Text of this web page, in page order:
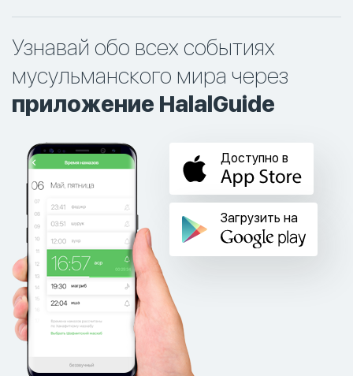
Узнавай обо всех событиях
мусульманского мира через
приложение HalalGuide
Доступно в
Загрузить на